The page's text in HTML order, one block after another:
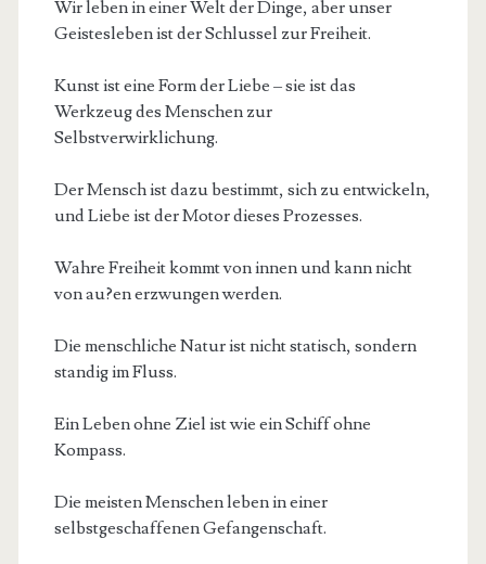
Wir leben in einer Welt der Dinge, aber unser
Geistesleben ist der Schlussel zur Freiheit.
Kunst ist eine Form der Liebe – sie ist das
Werkzeug des Menschen zur
Selbstverwirklichung.
Der Mensch ist dazu bestimmt, sich zu entwickeln,
und Liebe ist der Motor dieses Prozesses.
Wahre Freiheit kommt von innen und kann nicht
von au?en erzwungen werden.
Die menschliche Natur ist nicht statisch, sondern
standig im Fluss.
Ein Leben ohne Ziel ist wie ein Schiff ohne
Kompass.
Die meisten Menschen leben in einer
selbstgeschaffenen Gefangenschaft.